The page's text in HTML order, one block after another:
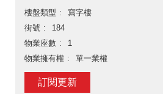
樓盤類型
寫字樓
街號
184
物業座數
1
物業擁有權
單一業權
訂閱更新